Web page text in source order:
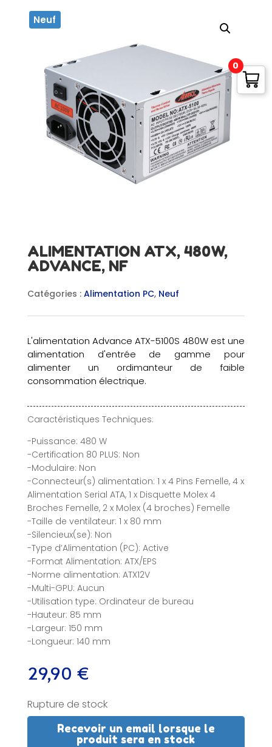
Neuf
ALIMENTATION ATX, 480W,
ADVANCE, NF
Catégories : Alimentation PC, Neuf
L'alimentation Advance ATX-5100S 480W est une
alimentation d'entrée de gamme pour
alimenter un ordimanteur de faible
consommation électrique.
Caractéristiques Techniques:
-Puissance: 480 W
-Certification 80 PLUS: Non
-Modulaire: Non
-Connecteur(s) alimentation: 1 x 4 Pins Femelle, 4 x
Alimentation Serial ATA, 1 x Disquette Molex 4
Broches Femelle, 2 x Molex (4 broches) Femelle
-Taille de ventilateur: 1 x 80 mm
-Silencieux(se): Non
-Type d’Alimentation (PC): Active
-Format Alimentation: ATX/EPS
-Norme alimentation: ATX12V
-Multi-GPU: Aucun
-Utilisation type: Ordinateur de bureau
-Hauteur: 85 mm
-Largeur: 150 mm
-Longueur: 140 mm
29,90 €
Rupture de stock
Recevoir un email lorsque le
produit sera en stock
0